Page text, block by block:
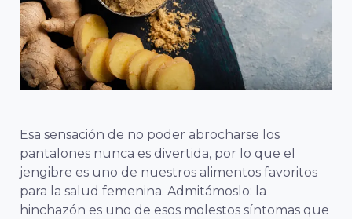
Esa sensación de no poder abrocharse los
pantalones nunca es divertida, por lo que el
jengibre es uno de nuestros alimentos favoritos
para la salud femenina. Admitámoslo: la
hinchazón es uno de esos molestos síntomas que